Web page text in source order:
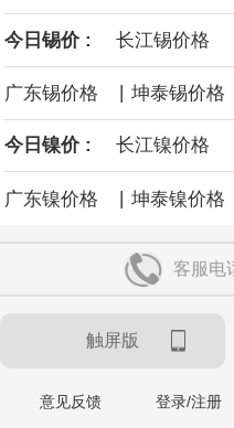
今日锡价 : 长江锡价格
广东锡价格 坤泰锡价格
今日镍价 : 长江镍价格
广东镍价格 | 坤泰镍价格
客服电
触屏版
意见反馈 登录/注册